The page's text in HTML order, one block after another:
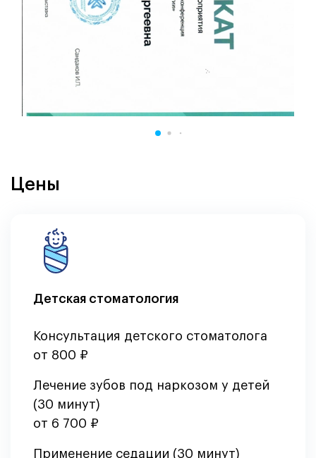
Цены
Детская стоматология
Консультация детского стоматолога
от 800 ₽
Лечение зубов под наркозом у детей
(30 минут)
от 6 700 ₽
Применение седации (30 минут)